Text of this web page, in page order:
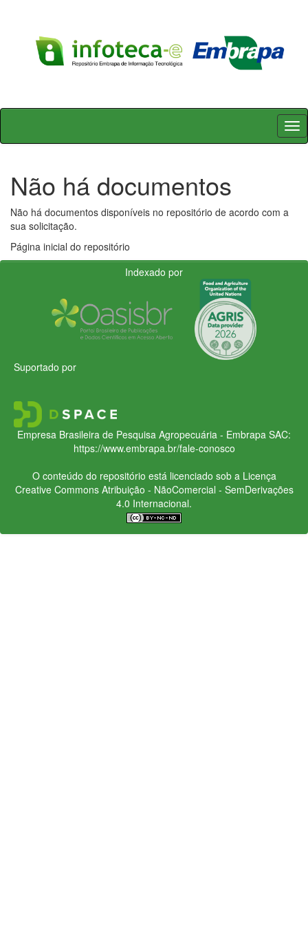
Skip
Não há documentos
Não há documentos disponíveis no repositório de acordo com a
sua solicitação.
Página inicial do repositório
Indexado por
Suportado por
Empresa Brasileira de Pesquisa Agropecuária - Embrapa SAC:
https://www.embrapa.br/fale-conosco
O conteúdo do repositório está licenciado sob a Licença
Creative CommonsAtribuição - NãoComercial - SemDerivações
4.0 Internacional.